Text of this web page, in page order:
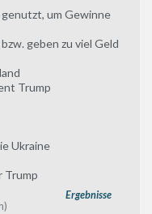
um Gewinne
geben zu viel Geld
Trump
Ukraine
Trump
Ergebnisse